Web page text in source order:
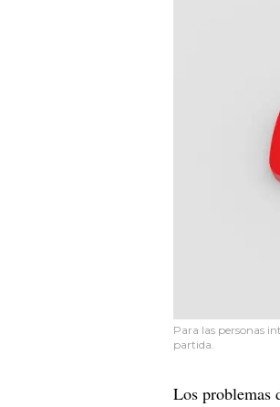
Para las personas
partida.
Los problemas